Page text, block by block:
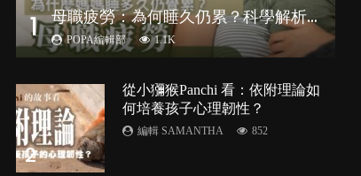
1 母
職疲勞：為何睡久仍累？科學解析隱形心理負擔
POPA編輯部 1.1K
2
從小獼猴Panchi 看：依附理論如
何培養孩子心理韌性？
編輯 SAMANTHA 852